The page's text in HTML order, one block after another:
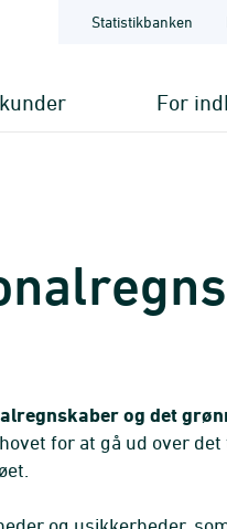
Statistikbanken
For
og det
for at gå ud over